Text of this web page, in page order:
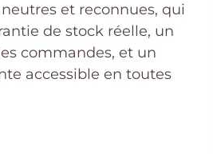
et reconnues, qui
de stock réelle, un
commandes, et un
accessible en toutes